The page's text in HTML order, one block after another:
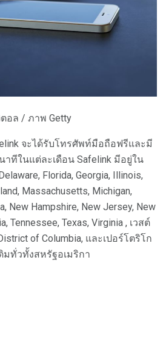
อล / ภาพ Getty
จะได้รับโทรศัพท์มือถือฟรีและมี
าทีในแต่ละเดือน Safelink มีอยู่ใน
Florida, Georgia, Illinois,
Massachusetts, Michigan,
New Hampshire, New Jersey, New
Tennessee, Texas, Virginia , เวสต์
of Columbia, และเปอร์โตริโก
มทั่วทั้งสหรัฐอเมริกา